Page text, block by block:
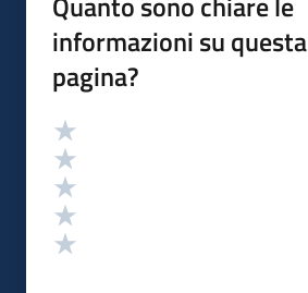
informazioni su questa
pagina?
Valutazione